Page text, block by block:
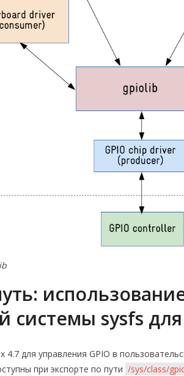
системы sysfs для
4.7 для управления GPIO в
при экспорте по пути /sys/class/